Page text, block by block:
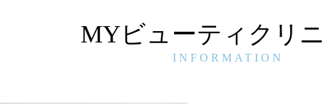
MYビューティクリニ
INFORMATION